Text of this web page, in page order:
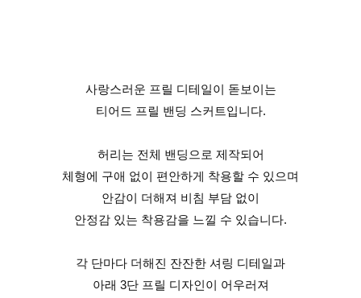
사랑스러운 프릴 디테일이 돋보이는
티어드 프릴 밴딩 스커트입니다.
허리는 전체 밴딩으로 제작되어
체형에 구애 없이 편안하게 착용할 수 있으며
안감이 더해져 비침 부담 없이
안정감 있는 착용감을 느낄 수 있습니다.
각 단마다 더해진 잔잔한 셔링 디테일과
아래 3단 프릴 디자인이 어우러져